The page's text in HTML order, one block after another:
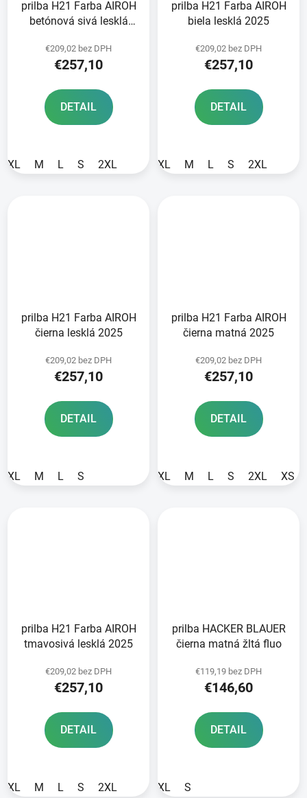
prilba H21 Farba AIROH
betónová sivá lesklá
€209,02 bez DPH
€257,10
DETAIL
XL M L S 2XL
prilba H21 Farba AIROH
biela lesklá 2025
€209,02 bez DPH
€257,10
DETAIL
XL M L S 2XL
prilba H21 Farba AIROH
čierna lesklá 2025
€209,02 bez DPH
€257,10
DETAIL
XL M L S
prilba H21 Farba AIROH
čierna matná 2025
€209,02 bez DPH
€257,10
DETAIL
XL M L S 2XL XS
prilba H21 Farba AIROH
tmavosivá lesklá 2025
€209,02 bez DPH
€257,10
DETAIL
XL M L S 2XL
prilba HACKER BLAUER
čierna matná žltá fluo
€119,19 bez DPH
€146,60
DETAIL
XL S